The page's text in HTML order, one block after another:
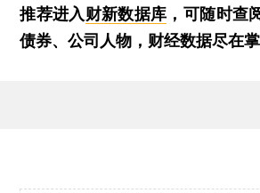
推荐进入财新数据库 ，可随时查
债券、公司人物，财经数据尽在掌